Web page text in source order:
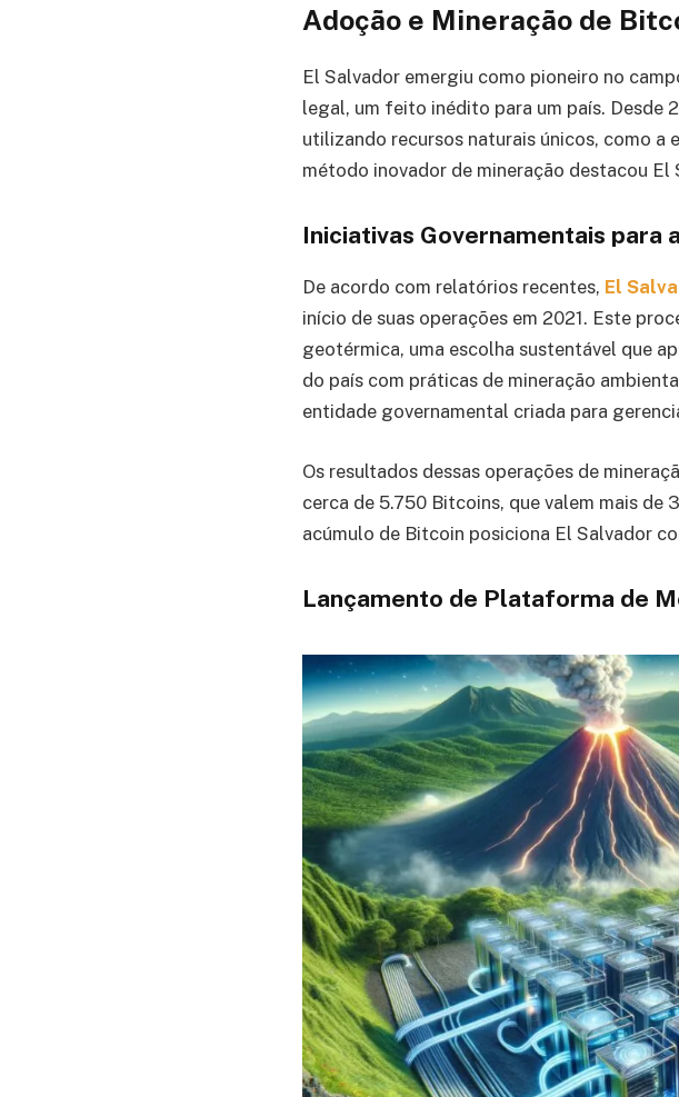
Adoção e Mineração de
El Salvador emergiu como pioneiro no
legal, um feito inédito para um país. Desde
utilizando recursos naturais únicos, como
método inovador de mineração destacou
Iniciativas Governamentais para
De acordo com relatórios recentes, El
início de suas operações em 2021. Este
geotérmica, uma escolha sustentável que
do país com práticas de mineração
entidade governamental criada para
Os resultados dessas operações de
cerca de 5.750 Bitcoins, que valem mais
acúmulo de Bitcoin posiciona El Salvador
Lançamento de Plataforma de